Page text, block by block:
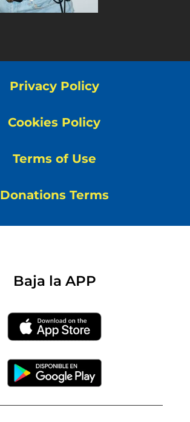
Privacy Policy
Cookies Policy
Terms of Use
Donations Terms
Baja la APP